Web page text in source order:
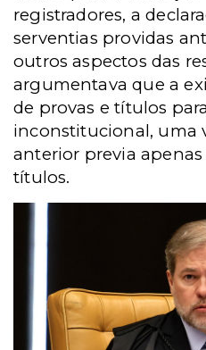
registradores, a
serventias providas
outros aspectos das
argumentava que a
de provas e títulos
inconstitucional, uma
anterior previa apenas
títulos.